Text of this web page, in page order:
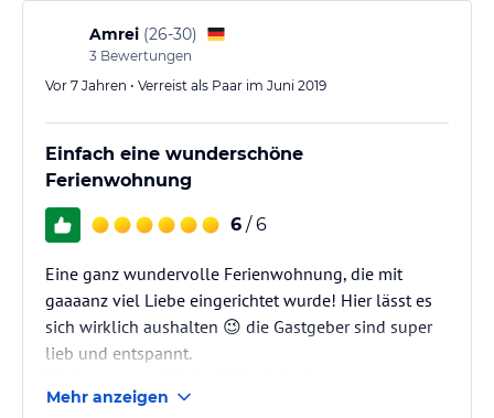
Amrei (26-30)
3 Bewertungen
Vor 7 Jahren • Verreist als Paar im Juni 2019
Einfach eine wunderschöne
Ferienwohnung
6 / 6
Eine ganz wundervolle Ferienwohnung, die mit
gaaaanz viel Liebe eingerichtet wurde! Hier lässt es
sich wirklich aushalten 😉 die Gastgeber sind super
lieb und entspannt.
Danke für die schönen Tage, obwohl sie so spontan
Mehr anzeigen